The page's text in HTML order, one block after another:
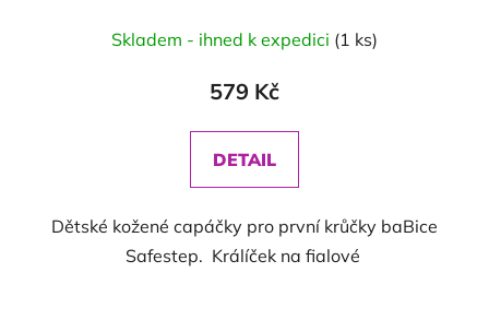
Skladem - ihned k expedici (1 ks)
579 Kč
DETAIL
Dětské kožené capáčky pro první krůčky baBice
Safestep. Králíček na fialové